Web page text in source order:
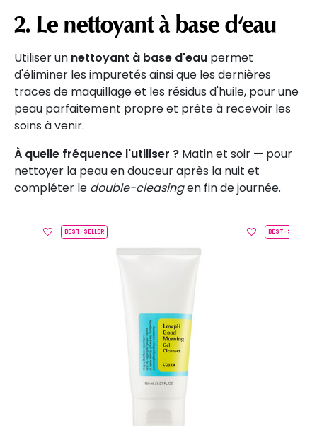
2. Le nettoyant à base d'eau
Utiliser un nettoyant à base d'eau permet
d'éliminer les impuretés ainsi que les dernières
traces de maquillage et les résidus d'huile, pour une
peau parfaitement propre et prête à recevoir les
soins à venir.
À quelle fréquence l'utiliser ? Matin et soir — pour
nettoyer la peau en douceur après la nuit et
compléter le double-cleasingen fin de journée.
BEST-SELLER BEST-SELLER